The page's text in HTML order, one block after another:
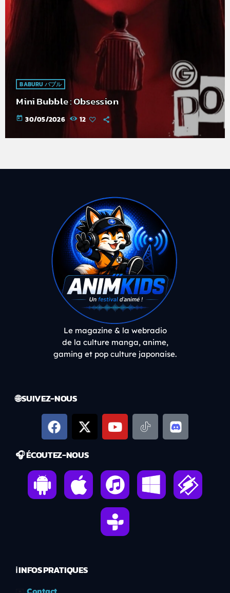
BABURU バブル
Mini Bubble : Obsession
today 30/05/2026 12
Le magazine & la webradio
de la culture manga, anime,
gaming et pop culture japonaise.
🌐 SUIVEZ-NOUS
🎧 ÉCOUTEZ-NOUS
ℹ️ INFOS PRATIQUES